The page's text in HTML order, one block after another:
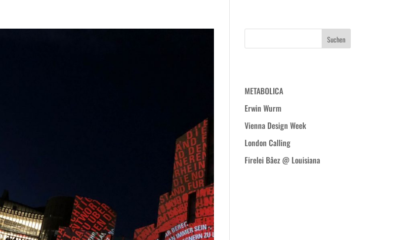
METABOLICA
Erwin Wurm
Vienna Design Week
London Calling
Firelei Bâez @ Louisiana